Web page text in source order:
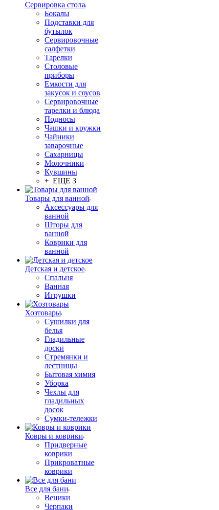
Сервировка стола
Бокалы
Подставки для
бутылок
Сервировочные
салфетки
Тарелки
Столовые
приборы
Емкости для
закусок и соусов
Сервировочные
тарелки и блюда
Подносы
Чашки и кружки
Чайники
заварочные
Сахарницы
Молочники
Кувшины
+ ЕЩЕ 3
Товары для ванной
Аксессуары для
ванной
Шторы для
ванной
Коврики для
ванной
Детская и детское
Спальня
Ванная
Игрушки
Хозтовары
Сушилки для
белья
Гладильные
доски
Стремянки и
лестницы
Бытовая химия
Уборка
Чехлы для
гладильных
досок
Сумки-тележки
Ковры и коврики
Придверные
коврики
Прикроватные
коврики
Все для бани
Веники
Черпаки